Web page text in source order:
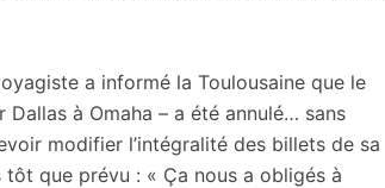
a informé la Toulousaine que le
à Omaha – a été annulé… sans
modifier l’intégralité des billets de sa
que prévu : « Ça nous a obligés à